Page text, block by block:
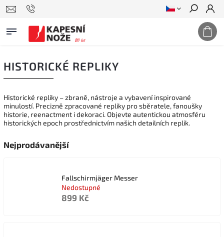
Hledat
HISTORICKÉ REPLIKY
Historické repliky – zbraně, nástroje a vybavení inspirované
minulostí. Precizně zpracované repliky pro sběratele, fanoušky
historie, reenactment i dekoraci. Objevte autentickou atmosféru
historických epoch prostřednictvím našich detailních replik.
Nejprodávanější
Fallschirmjäger Messer
Nedostupné
899 Kč